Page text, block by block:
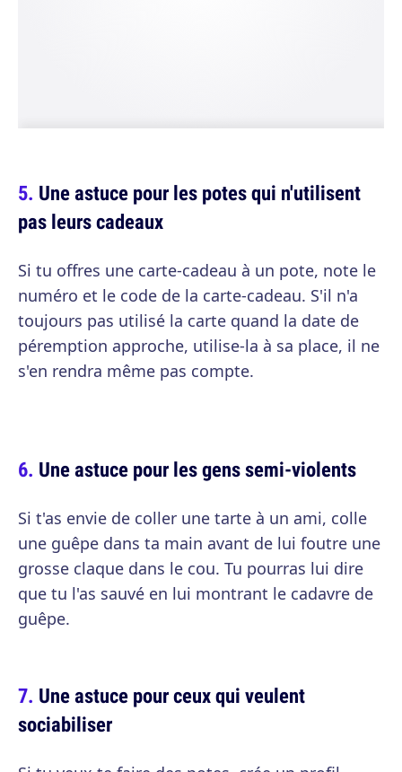
Une astuce pour les potes qui n'utilisent
pas leurs cadeaux
Si tu offres une carte-cadeau à un pote, note le
numéro et le code de la carte-cadeau. S'il n'a
toujours pas utilisé la carte quand la date de
péremption approche, utilise-la à sa place, il ne
s'en rendra même pas compte.
Une astuce pour les gens semi-violents
Si t'as envie de coller une tarte à un ami, colle
une guêpe dans ta main avant de lui foutre une
grosse claque dans le cou. Tu pourras lui dire
que tu l'as sauvé en lui montrant le cadavre de
guêpe.
Une astuce pour ceux qui veulent
sociabiliser